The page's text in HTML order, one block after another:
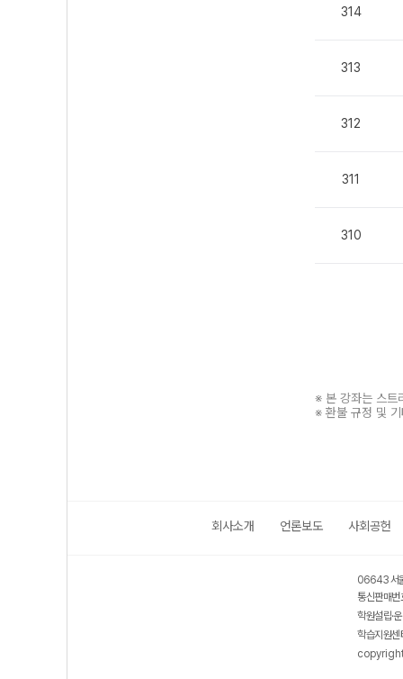
314
313
312
311
310
※ 본 강좌는 스트
※ 환불 규정 및
회사소개 언론보도 사회공헌
06643 서
통신판매
학원설립·
학습지원